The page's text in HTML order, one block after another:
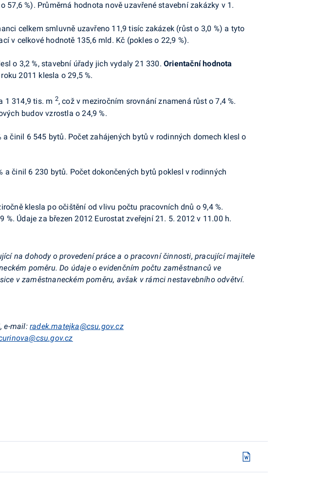
%). Průměrná hodnota nově uzavřené stavební zakázky v 1.
celkem smluvně uzavřeno 11,9 tisíc zakázek (růst o 3,0 %) a tyto
v celkové hodnotě 135,6 mld. Kč (pokles o 22,9 %).
o 3,2 %, stavební úřady jich vydaly 21 330.Orientační hodnota
2011 klesla o 29,5 %.
1 314,9 tis. m 2, což v meziročním srovnání znamená růst o 7,4 %.
budov vzrostla o 24,9 %.
činil 6 545 bytů. Počet zahájených bytů v rodinných domech klesl o
a činil 6 230 bytů. Počet dokončených bytů poklesl v rodinných
klesla po očištění od vlivu počtu pracovních dnů o 9,4 %.
Údaje za březen 2012 Eurostat zveřejní 21. 5. 2012 v 11.00 h.
na dohody o provedení práce a o pracovní činnosti, pracující majitele
poměru. Do údaje o evidenčním počtu zaměstnanců ve
v zaměstnaneckém poměru, avšak v rámci nestavebního odvětví.
e-mail: radek.matejka@csu.gov.cz